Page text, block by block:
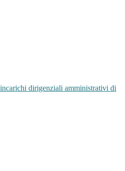
dirigenziali amministrativi di